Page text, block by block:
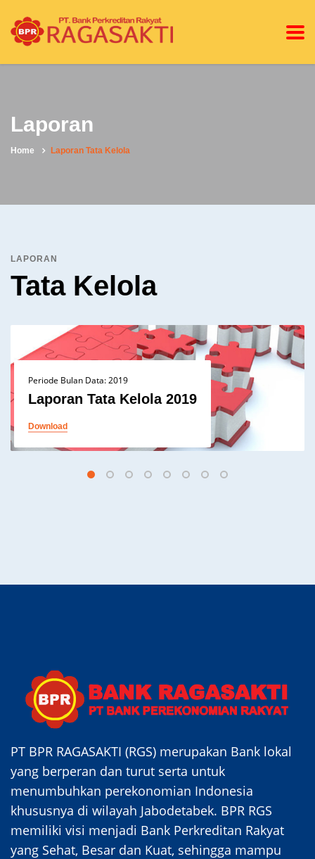
Laporan
Home Laporan Tata Kelola
LAPORAN
Tata Kelola
Periode Bulan Data: 2019
Laporan Tata Kelola 2019
Download
PT BPR RAGASAKTI (RGS) merupakan Bank lokal
yang berperan dan turut serta untuk
menumbuhkan perekonomian Indonesia
khususnya di wilayah Jabodetabek. BPR RGS
memiliki visi menjadi Bank Perkreditan Rakyat
yang Sehat, Besar dan Kuat, sehingga mampu